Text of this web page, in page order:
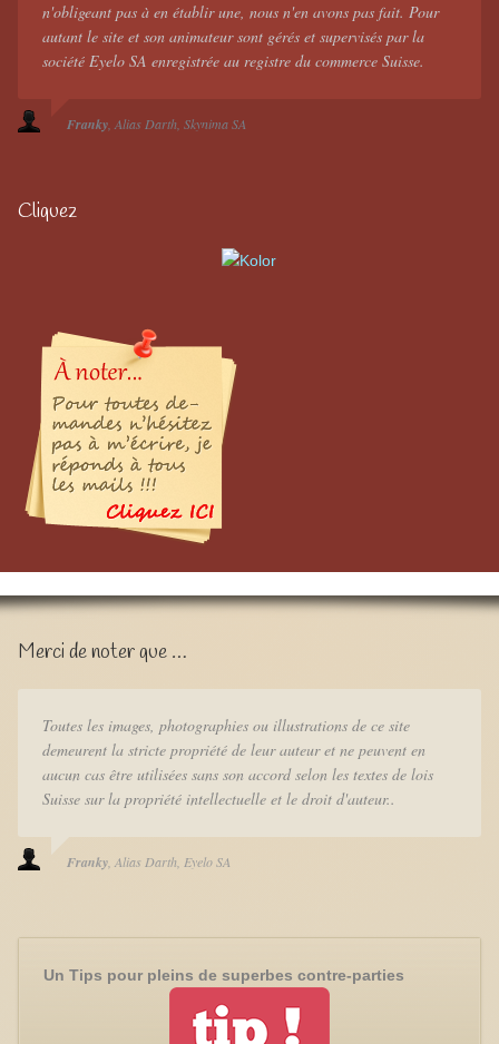
n'obligeant pas à en établir une, nous n'en avons pas fait. Pour
autant le site et son animateur sont gérés et supervisés par la
société Eyelo SA enregistrée au registre du commerce Suisse.
Franky Alias Darth Skynima SA
Cliquez
Merci de noter que …
Toutes les images, photographies ou illustrations de ce site
demeurent la stricte propriété de leur auteur et ne peuvent en
aucun cas être utilisées sans son accord selon les textes de lois
Suisse sur la propriété intellectuelle et le droit d'auteur..
Franky Alias Darth Eyelo SA
Un Tips pour pleins de superbes contre-parties